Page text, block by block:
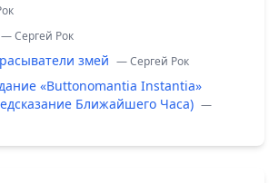
— Сергей Рок
змей — Сергей Рок
«Buttonomantia Instantia»
Ближайшего Часа) —